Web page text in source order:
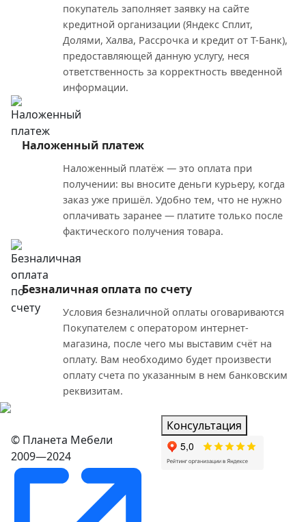
покупатель заполняет заявку на сайте
кредитной организации (Яндекс Сплит,
Долями, Халва, Рассрочка и кредит от Т-Банк),
предоставляющей данную услугу, неся
ответственность за корректность введенной
информации.
Наложенный платеж
Наложенный платёж — это оплата при
получении: вы вносите деньги курьеру, когда
заказ уже пришёл. Удобно тем, что не нужно
оплачивать заранее — платите только после
фактического получения товара.
Безналичная оплата по счету
Условия безналичной оплаты оговариваются
Покупателем с оператором интернет-
магазина, после чего мы выставим счёт на
оплату. Вам необходимо будет произвести
оплату счета по указанным в нем банковским
реквизитам.
© Планета Мебели
2009—2024
Консультация